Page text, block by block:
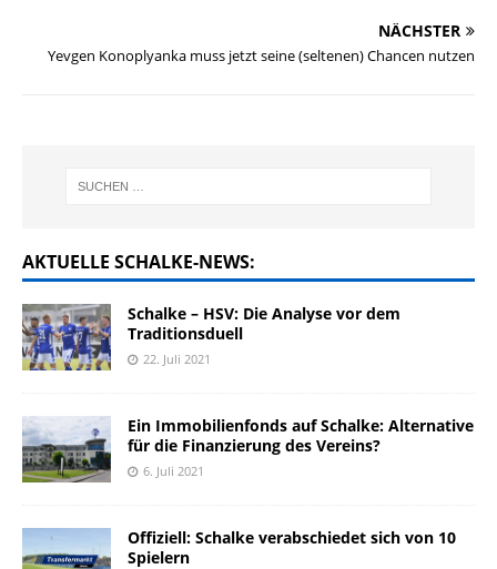
NÄCHSTER
Yevgen Konoplyanka muss jetzt seine (seltenen) Chancen nutzen
AKTUELLE SCHALKE-NEWS:
Schalke – HSV: Die Analyse vor dem
Traditionsduell
22. Juli 2021
Ein Immobilienfonds auf Schalke: Alternative
für die Finanzierung des Vereins?
6. Juli 2021
Offiziell: Schalke verabschiedet sich von 10
Spielern